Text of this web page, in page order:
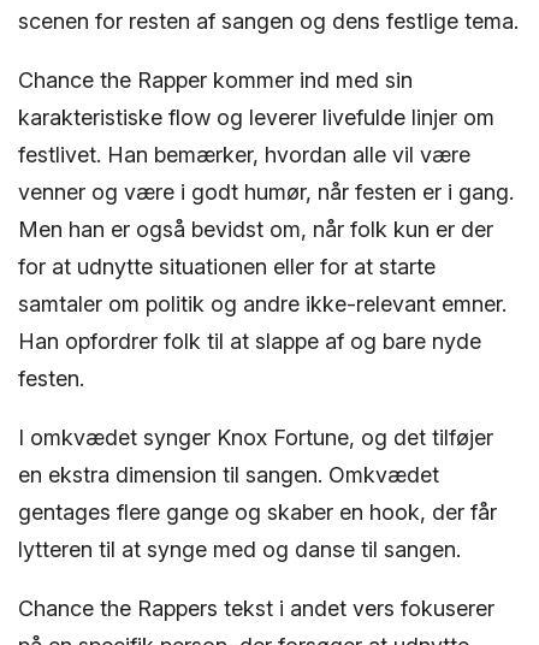
scenen for resten af sangen og dens festlige tema.
Chance the Rapper kommer ind med sin
karakteristiske flow og leverer livefulde linjer om
festlivet. Han bemærker, hvordan alle vil være
venner og være i godt humør, når festen er i gang.
Men han er også bevidst om, når folk kun er der
for at udnytte situationen eller for at starte
samtaler om politik og andre ikke-relevant emner.
Han opfordrer folk til at slappe af og bare nyde
festen.
I omkvædet synger Knox Fortune, og det tilføjer
en ekstra dimension til sangen. Omkvædet
gentages flere gange og skaber en hook, der får
lytteren til at synge med og danse til sangen.
Chance the Rappers tekst i andet vers fokuserer